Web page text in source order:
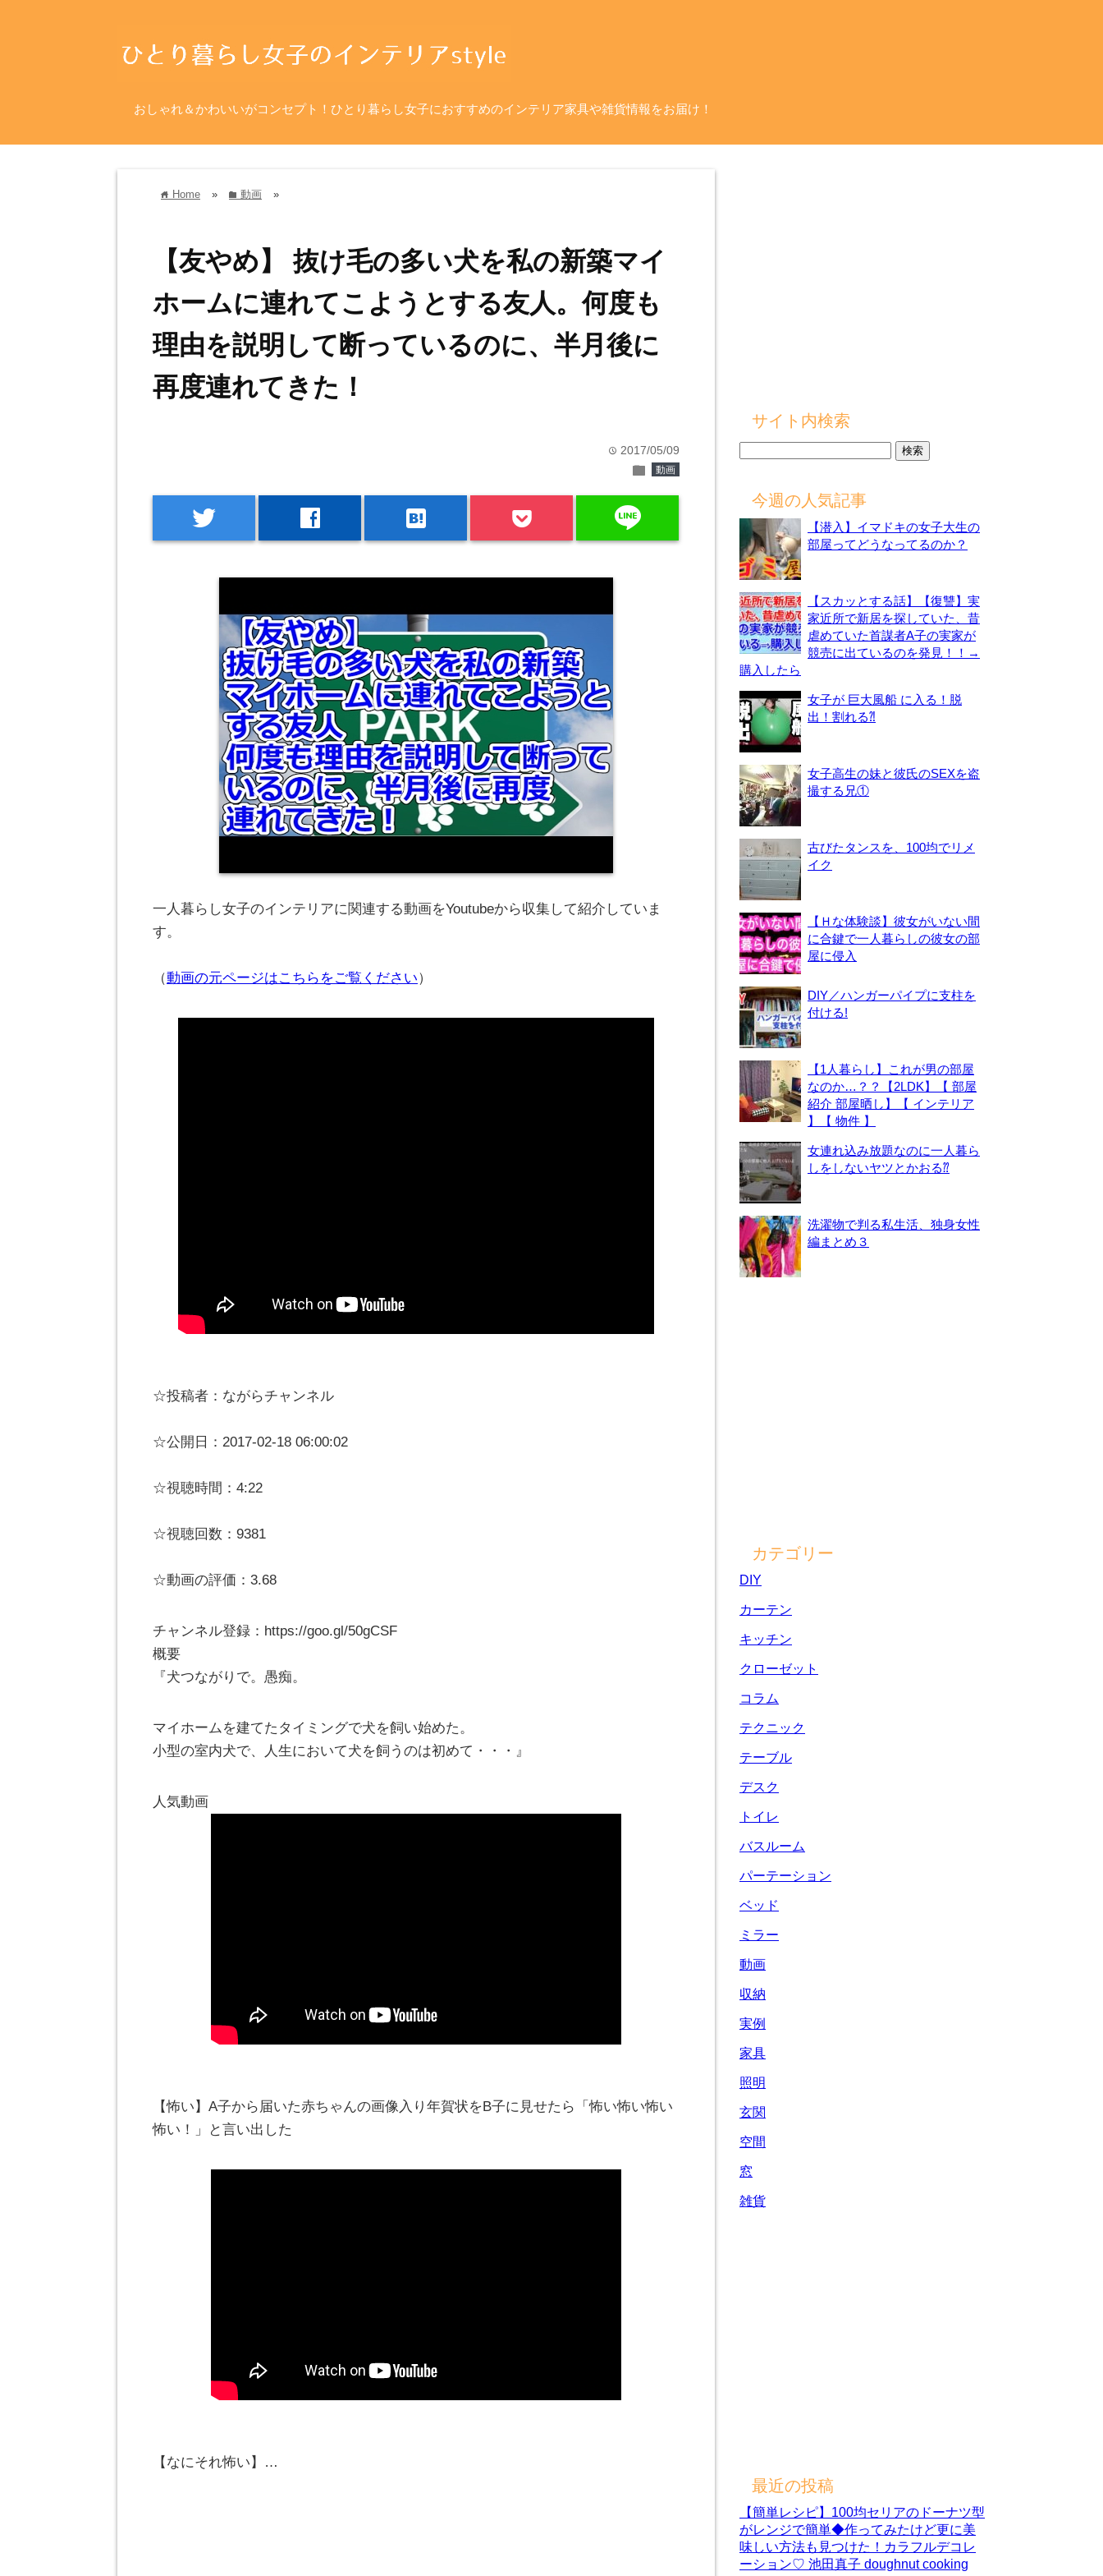
おしゃれ＆かわいいがコンセプト！ひとり暮らし女子におすすめのインテリア家具や雑貨情報をお届け！
home Home » folder 動画 »
【友やめ】 抜け毛の多い犬を私の新築マイ
ホームに連れてこようとする友人。何度も
理由を説明して断っているのに、半月後に
再度連れてきた！
time 2017/05/09
folder 動画
twitter facebook hatenabookmark line
一人暮らし女子のインテリアに関連する動画をYoutubeから収集して紹介していま
す。
（動画の元ページはこちらをご覧ください）
☆投稿者：ながらチャンネル
☆公開日：2017-02-18 06:00:02
☆視聴時間：4:22
☆視聴回数：9381
☆動画の評価：3.68
チャンネル登録：https://goo.gl/50gCSF
概要
『犬つながりで。愚痴。
マイホームを建てたタイミングで犬を飼い始めた。
小型の室内犬で、人生において犬を飼うのは初めて・・・』
人気動画
【怖い】A子から届いた赤ちゃんの画像入り年賀状をB子に見せたら「怖い怖い怖い
怖い！」と言い出した
【なにそれ怖い】…
サイト内検索
今週の人気記事
【潜入】イマドキの女子大生の
部屋ってどうなってるのか？
【スカッとする話】【復讐】実
家近所で新居を探していた、昔
虐めていた首謀者A子の実家が
競売に出ているのを発見！！→
購入したら
女子が 巨大風船 に入る！脱
出！割れる⁈
女子高生の妹と彼氏のSEXを盗
撮する兄①
古びたタンスを、100均でリメ
イク
【Ｈな体験談】彼女がいない間
に合鍵で一人暮らしの彼女の部
屋に侵入
DIY／ハンガーパイプに支柱を
付ける!
【1人暮らし】これが男の部屋
なのか…？？【2LDK】【 部屋
紹介 部屋晒し】【 インテリア
】【 物件 】
女連れ込み放題なのに一人暮ら
しをしないヤツとかおる⁇
洗濯物で判る私生活、独身女性
編まとめ３
カテゴリー
DIY
カーテン
キッチン
クローゼット
コラム
テクニック
テーブル
デスク
トイレ
バスルーム
パーテーション
ベッド
ミラー
動画
収納
実例
家具
照明
玄関
空間
窓
雑貨
最近の投稿
【簡単レシピ】100均セリアのドーナツ型
がレンジで簡単◆作ってみたけど更に美
味しい方法も見つけた！カラフルデコレ
ーション♡ 池田真子 doughnut cooking